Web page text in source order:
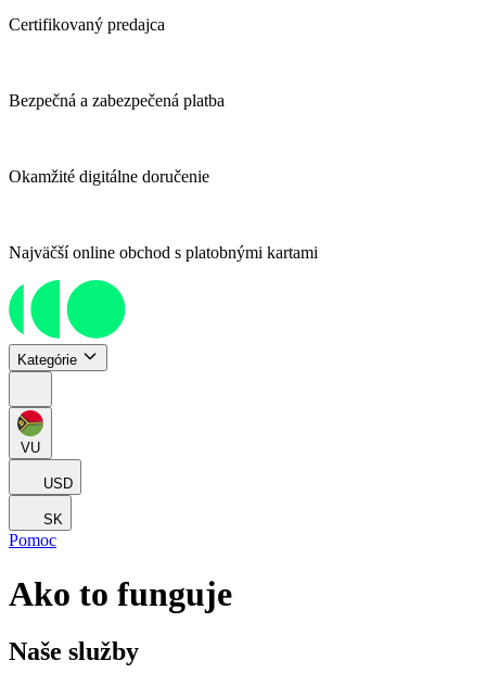
Certifikovaný predajca
Bezpečná a zabezpečená platba
Okamžité digitálne doručenie
Najväčší online obchod s platobnými kartami
Kategórie
VU
USD
SK
Pomoc
Ako to funguje
Naše služby